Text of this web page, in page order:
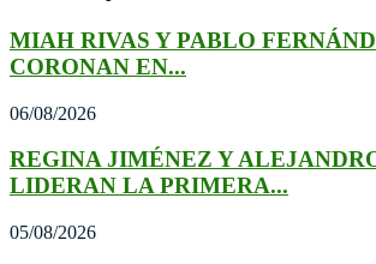
MIAH RIVAS Y PABLO
CORONAN EN...
06/08/2026
REGINA JIMÉNEZ Y
LIDERAN LA PRIMERA...
05/08/2026